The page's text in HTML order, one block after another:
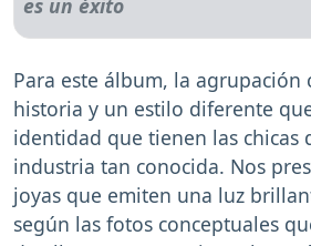
Para este álbum, la agrupación
historia y un estilo diferente
identidad que tienen las chicas
industria tan conocida. Nos
joyas que emiten una luz
según las fotos conceptuales